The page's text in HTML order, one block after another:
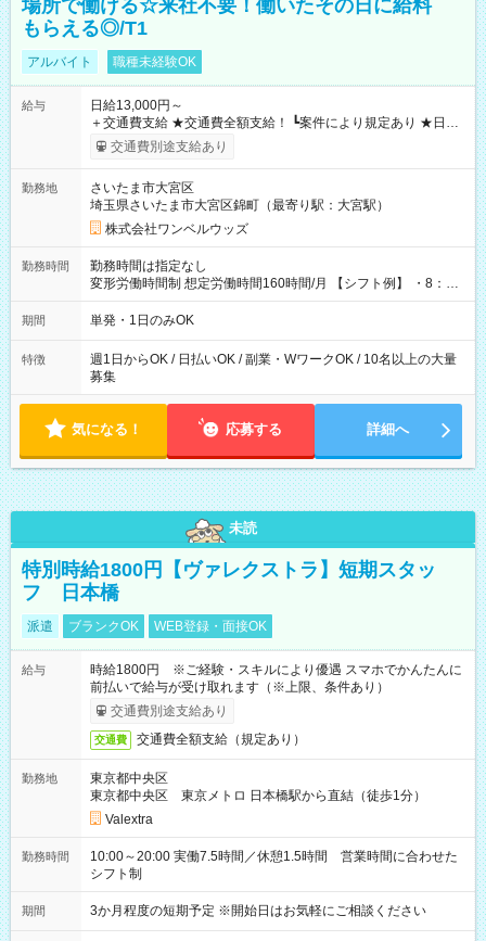
場所で働ける☆来社不要！働いたその日に給料
もらえる◎/T1
アルバイト 職種未経験OK
給与
日給13,000円～
＋交通費支給 ★交通費全額支給！ ┗案件により規定あり ★日払
いOK！（規定あり） ┗働いたその日に現金GET♪ お仕事後はコ
ンビニATMから 日払い分を引き落とせます！ 【試用期間】試
交通費別途支給あり
勤務地
さいたま市大宮区
埼玉県さいたま市大宮区錦町（最寄り駅：大宮駅）
株式会社ワンベルウッズ
勤務時間
勤務時間は指定なし
変形労働時間制 想定労働時間160時間/月 【シフト例】 ・8：00
～21：00
期間 単発・1日のみOK
特徴
週1日からOK / 日払いOK / 副業・WワークOK / 10名以上の大量
募集
気になる！ 応募する 詳細へ
未読
特別時給1800円【ヴァレクストラ】短期スタッ
フ 日本橋
派遣 ブランクOK WEB登録・面接OK
給与
時給1800円 ※ご経験・スキルにより優遇 スマホでかんたんに
前払いで給与が受け取れます（※上限、条件あり）
交通費別途支給あり
交通費 交通費全額支給（規定あり）
勤務地
東京都中央区
東京都中央区 東京メトロ 日本橋駅から直結（徒歩1分）
Valextra
勤務時間
10:00～20:00 実働7.5時間／休憩1.5時間 営業時間に合わせた
シフト制
期間 3か月程度の短期予定 ※開始日はお気軽にご相談ください